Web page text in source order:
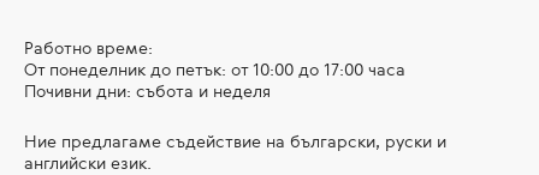
Работно време:
От понеделник до петък: от 10:00 до 17:00 часа
Почивни дни: събота и неделя
Ние предлагаме съдействие на български, руски и
английски език.